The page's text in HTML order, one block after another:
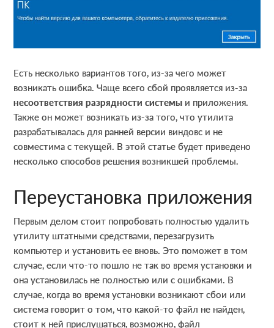
Есть несколько вариантов того, из-за чего может
возникать ошибка. Чаще всего сбой проявляется из-за
несоответствия разрядности системы и приложения.
Также он может возникать из-за того, что утилита
разрабатывалась для ранней версии виндовс и не
совместима с текущей. В этой статье будет приведено
несколько способов решения возникшей проблемы.
Переустановка приложения
Первым делом стоит попробовать полностью удалить
утилиту штатными средствами, перезагрузить
компьютер и установить ее вновь. Это поможет в том
случае, если что-то пошло не так во время установки и
она установилась не полностью или с ошибками. В
случае, когда во время установки возникают сбои или
система говорит о том, что какой-то файл не найден,
стоит к ней прислушаться, возможно, файл